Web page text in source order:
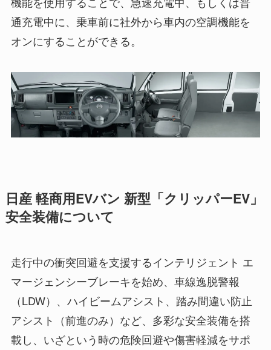
通充電中に、乗車前に社外から車内の空調機能を
オンにすることができる。
日産 軽商用EVバン 新型「クリッパーEV」
安全装備について
走行中の衝突回避を支援するインテリジェント エ
マージェンシーブレーキを始め、車線逸脱警報
（LDW）、ハイビームアシスト、踏み間違い防止
アシスト（前進のみ）など、多彩な安全装備を搭
載し、いざという時の危険回避や傷害軽減をサポ